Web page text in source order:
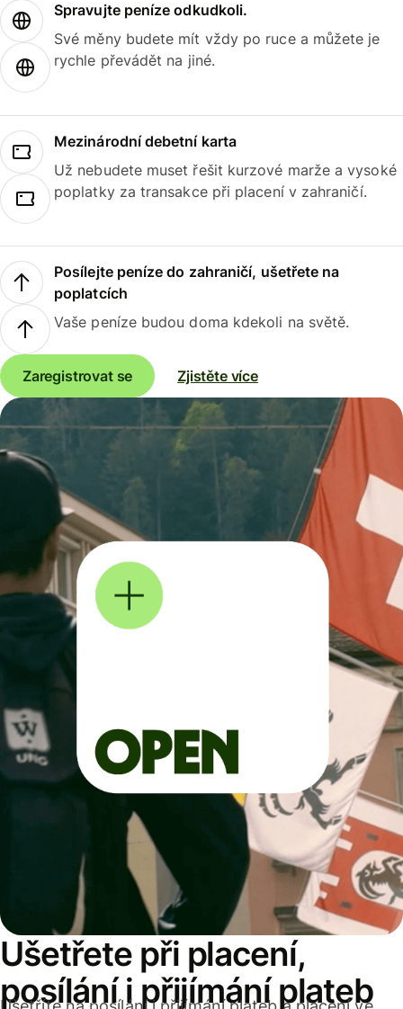
Spravujte peníze odkudkoli.
Své měny budete mít vždy po ruce a můžete je
rychle převádět na jiné.
Mezinárodní debetní karta
Už nebudete muset řešit kurzové marže a vysoké
poplatky za transakce při placení v zahraničí.
Posílejte peníze do zahraničí, ušetřete na
poplatcích
Vaše peníze budou doma kdekoli na světě.
Zaregistrovat se Zjistěte více
Ušetřete při placení,
posílání i přijímání plateb